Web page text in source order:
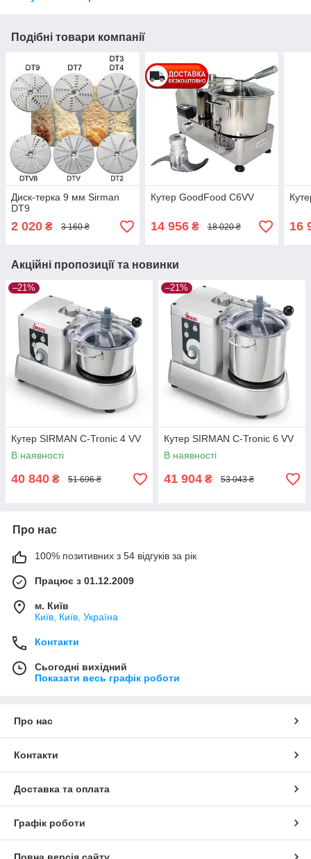
Подібні товари компанії
Диск-терка 9 мм Sirman
DT9
2 020 ₴ 3 160 ₴
Кутер GoodFood C6VV
14 956₴ 18 020 ₴ 16
Акційні пропозиції та новинки
–21%
Кутер SIRMAN C-Tronic 4 VV
В наявності
40 840 ₴ 51 696 ₴
–21%
Кутер SIRMAN C-Tronic 6 VV
В наявності
41 904 ₴ 53 043 ₴
Про нас
100% позитивних з 54 відгуків за рік
Працює з 01.12.2009
м. Київ
Київ, Київ, Україна
Контакти
Сьогодні вихідний
Показати весь графік роботи
Про нас
Контакти
Доставка та оплата
Графік роботи